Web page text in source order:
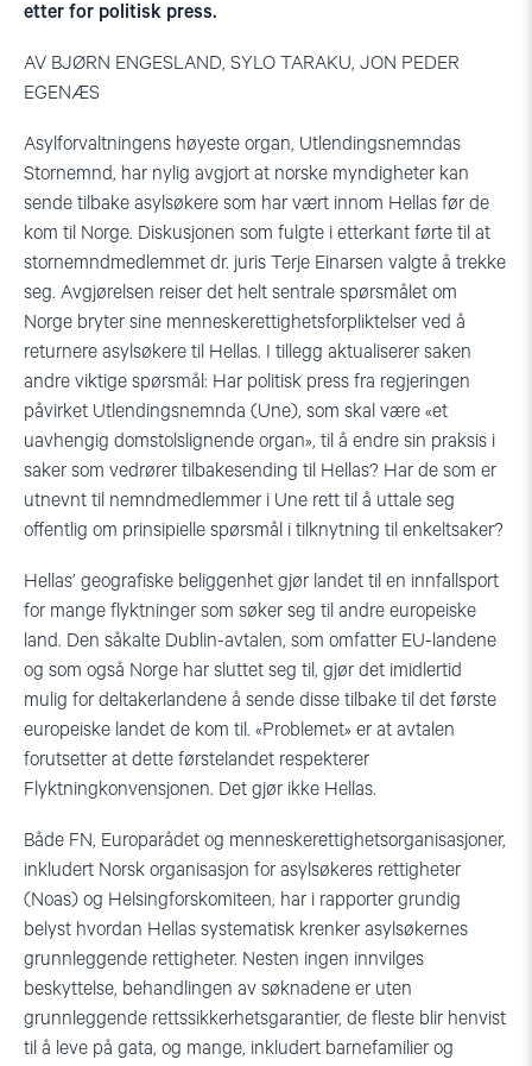
etter for politisk press.
AV BJØRN ENGESLAND, SYLO TARAKU, JON PEDER
EGENÆS
Asylforvaltningens høyeste organ, Utlendingsnemndas
Stornemnd, har nylig avgjort at norske myndigheter kan
sende tilbake asylsøkere som har vært innom Hellas før de
kom til Norge. Diskusjonen som fulgte i etterkant førte til at
stornemndmedlemmet dr. juris Terje Einarsen valgte å trekke
seg. Avgjørelsen reiser det helt sentrale spørsmålet om
Norge bryter sine menneskerettighetsforpliktelser ved å
returnere asylsøkere til Hellas. I tillegg aktualiserer saken
andre viktige spørsmål: Har politisk press fra regjeringen
påvirket Utlendingsnemnda (Une), som skal være «et
uavhengig domstolslignende organ», til å endre sin praksis i
saker som vedrører tilbakesending til Hellas? Har de som er
utnevnt til nemndmedlemmer i Une rett til å uttale seg
offentlig om prinsipielle spørsmål i tilknytning til enkeltsaker?
Hellas’ geografiske beliggenhet gjør landet til en innfallsport
for mange flyktninger som søker seg til andre europeiske
land. Den såkalte Dublin-avtalen, som omfatter EU-landene
og som også Norge har sluttet seg til, gjør det imidlertid
mulig for deltakerlandene å sende disse tilbake til det første
europeiske landet de kom til. «Problemet» er at avtalen
forutsetter at dette førstelandet respekterer
Flyktningkonvensjonen. Det gjør ikke Hellas.
Både FN, Europarådet og menneskerettighetsorganisasjoner,
inkludert Norsk organisasjon for asylsøkeres rettigheter
(Noas) og Helsingforskomiteen, har i rapporter grundig
belyst hvordan Hellas systematisk krenker asylsøkernes
grunnleggende rettigheter. Nesten ingen innvilges
beskyttelse, behandlingen av søknadene er uten
grunnleggende rettssikkerhetsgarantier, de fleste blir henvist
til å leve på gata, og mange, inkludert barnefamilier og